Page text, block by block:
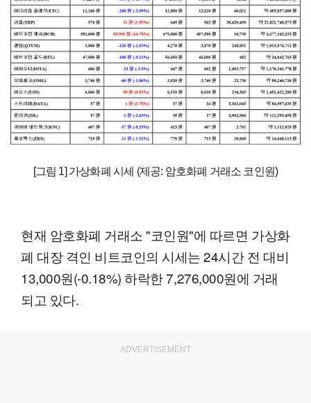
[그림 1] 가상화폐 시세 (제공: 암호화폐 거래소 코인원)
현재 암호화폐 거래소 "코인원"에 따르면 가상화
폐 대장 격인 비트코인의 시세는 24시간 전 대비
13,000원(-0.18%) 하락한 7,276,000원에 거래
되고 있다.
ADVERTISEMENT